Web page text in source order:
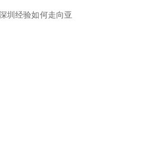
圳经验如何走向亚